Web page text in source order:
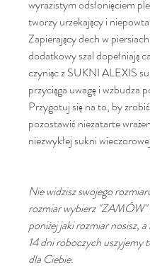
wyrazistym odsłonięciem
tworzy urzekający i
Zapierający dech w
dodatkowy szal dopełniają
czyniąc z SUKNI ALEXIS
przyciąga uwagę i wzbudza
Przygotuj się na to, by
pozostawić niezatarte
niezwykłej sukni
Nie widzisz swojego
rozmiar wybierz "ZAMÓW"
poniżej jaki rozmiar nosisz,
14 dni roboczych uszyjemy
dla Ciebie.